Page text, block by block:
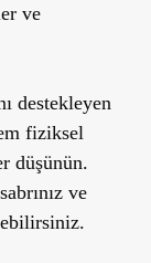
ve
destekleyen
fiziksel
düşünün.
ve